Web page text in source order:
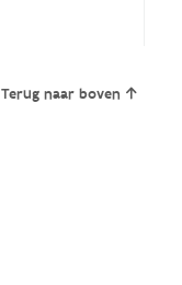
Terug naar boven